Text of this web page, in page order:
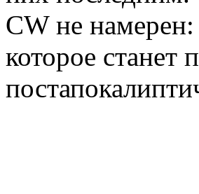
CW не
которое станет